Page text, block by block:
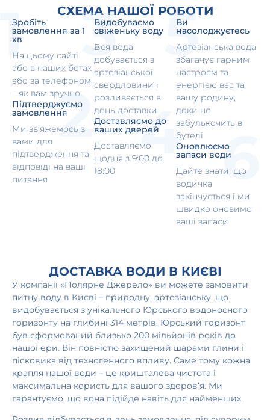
СХЕМА НАШОЇ РОБОТИ
Зробіть
замовлення за 1
хв
На цьому сайті
або в наших ботах
або за телефоном
– як вам зручно
Підтверджуємо
замовлення
Ми зв’яжемось з
вами для
підтвердження та
відповіді на ваші
питання
Видобуваємо
свіженьку воду
Вся вода
добувається з
артезіанської
свердловини і
розливається в
день доставки
Доставляємо до
ваших дверей
Доставляємо
щодня з 9:00 до
18:00
Ви
насолоджуєтесь
Артезіанська вода
збагачує гарним
настроєм та
енергією вас та
вашу родину,
доки не
забулькочить в
бутелі
Оновлюємо
запаси води
Дайте знати, що
водичка
закінчується і ми
швидко оновимо
ваші запаси
ДОСТАВКА ВОДИ В КИЄВІ
У компанії «Полярне Джерело» ви можете замовити
питну воду в Києві – природну, артезіанську, що
видобувається з унікального Юрського водоносного
горизонту на глибині 314 метрів. Юрський горизонт
був сформований близько 200 мільйонів років до
нашої ери. Він повністю захищений шарами глини і
пісковика від техногенного впливу. Саме тому кожна
крапля нашої води – це кришталева чистота і
максимальна користь для вашого здоров’я. Ми
гарантуємо, що вона підійде навіть для найменших.